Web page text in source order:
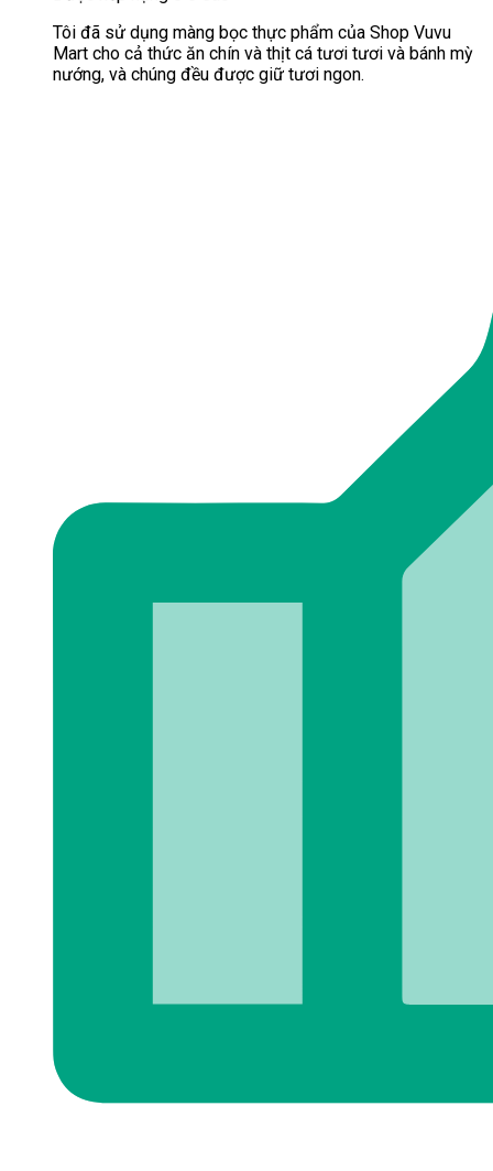
Tôi đã sử dụng màng bọc thực phẩm của Shop Vuvu
Mart cho cả thức ăn chín và thịt cá tươi tươi và bánh mỳ
nướng, và chúng đều được giữ tươi ngon.